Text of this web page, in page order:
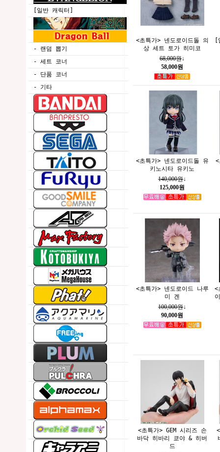
[일반 캐릭터]
- 랜덤 뽑기
- 세트 코너
- 단품 코너
- 기타
<초특가> 넨도로이드돌 의
상 세트 토가 히미코
68,000원↓
58,000원
[
<초특가> 넨도로이드돌 유
키노시타 유키노
140,000원↓
125,000원
<
<초특가> 넨도로이드 나루
미 겐
100,000원↓
90,000원
<
<초특가> GEM 시리즈 손
바닥 히바리 쿄야 & 히버
드